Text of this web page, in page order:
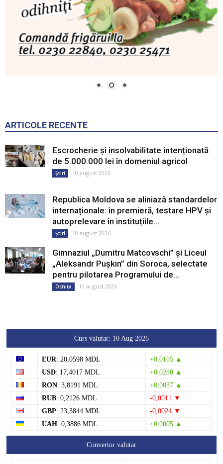
ARTICOLE RECENTE
Escrocherie și insolvabilitate intenționată
de 5.000.000 lei în domeniul agricol
Știri 10 august 2026
Republica Moldova se aliniază standardelor
internaționale: în premieră, testare HPV și
autoprelevare în instituțiile...
Știri 10 august 2026
Gimnaziul „Dumitru Matcovschi” și Liceul
„Aleksandr Pușkin” din Soroca, selectate
pentru pilotarea Programului de...
Ocnița 10 august 2026
Curs valutar: 10 Aug 2026
EUR: 20,0598 MDL
+0,0105 ▲
USD: 17,4017 MDL
+0,0280 ▲
RON: 3,8191 MDL
+0,0037 ▲
RUB: 0,2126 MDL
-0,0011 ▼
GBP: 23,3844 MDL
-0,0024 ▼
UAH: 0,3886 MDL +0,0005 ▲
Convertor valutar